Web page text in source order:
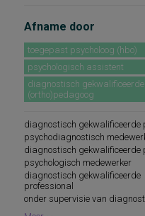
Afname door
toegepast psycholoog (hbo)
psychologisch assistent
diagnostisch gekwalificeerde
(ortho)pedagoog
diagnostisch gekwalificeerde
psychodiagnostisch
diagnostisch gekwalificeerde
psychologisch medewerker
diagnostisch gekwalificeerde
professional
onder supervisie van